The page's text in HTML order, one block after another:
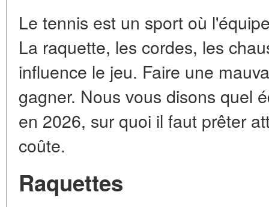
Le tennis est un sport où
La raquette, les cordes, les
influence le jeu. Faire une
gagner. Nous vous disons quel
en 2026, sur quoi il faut prêter
coûte.
Raquettes